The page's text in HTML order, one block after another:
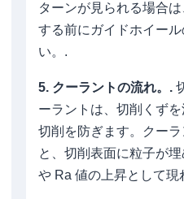
ターンが見られる場合
する前にガイドホイー
い。.
5. クーラントの流れ。.
ーラントは、切削くず
切削を防ぎます。クー
と、切削表面に粒子が
や Ra 値の上昇として現